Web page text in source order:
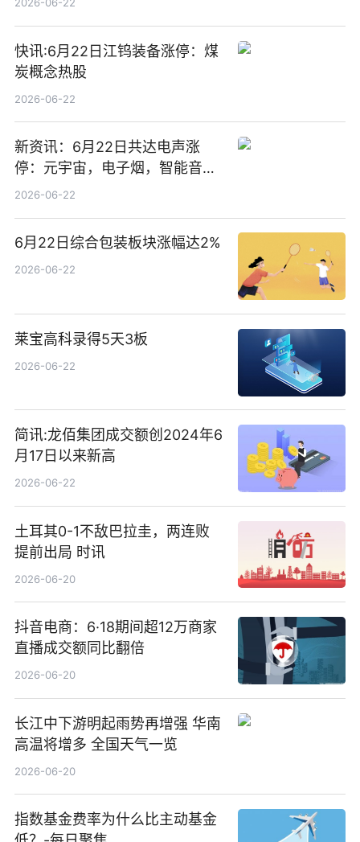
快讯:6月22日江钨装备涨停：煤
炭概念热股
2026-06-22
新资讯：6月22日共达电声涨
停：元宇宙，电子烟，智能音箱
概念热股
2026-06-22
6月22日综合包装板块涨幅达2%
2026-06-22
莱宝高科录得5天3板
2026-06-22
简讯:龙佰集团成交额创2024年6
月17日以来新高
2026-06-22
土耳其0-1不敌巴拉圭，两连败
提前出局 时讯
2026-06-20
抖音电商：6·18期间超12万商家
直播成交额同比翻倍
2026-06-20
长江中下游明起雨势再增强 华南
高温将增多 全国天气一览
2026-06-20
指数基金费率为什么比主动基金